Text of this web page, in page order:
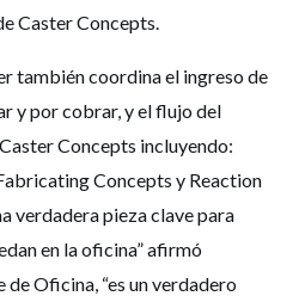
Caster Concepts.
también coordina el ingreso de
y por cobrar, y el flujo del
Concepts incluyendo:
Concepts y Reaction
verdadera pieza clave para
en la oficina” afirmó
Oficina, “es un verdadero